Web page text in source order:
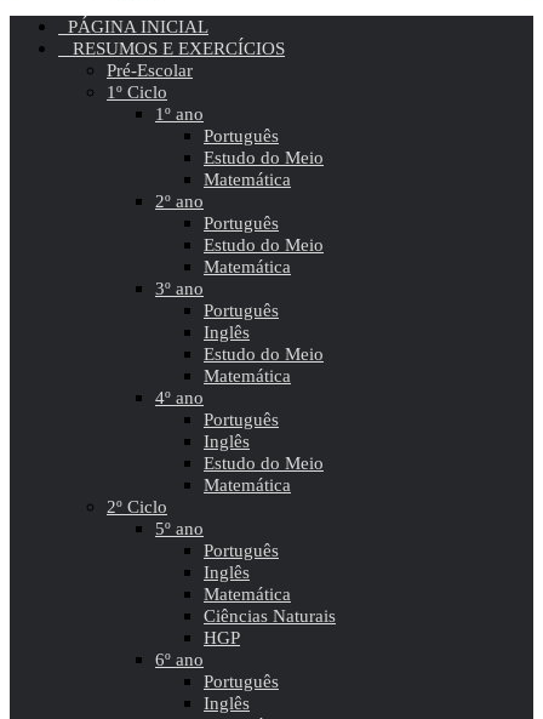
PÁGINA INICIAL
RESUMOS E EXERCÍCIOS
Pré-Escolar
1º Ciclo
1º ano
Português
Estudo do Meio
Matemática
2º ano
Português
Estudo do Meio
Matemática
3º ano
Português
Inglês
Estudo do Meio
Matemática
4º ano
Português
Inglês
Estudo do Meio
Matemática
2º Ciclo
5º ano
Português
Inglês
Matemática
Ciências Naturais
HGP
6º ano
Português
Inglês